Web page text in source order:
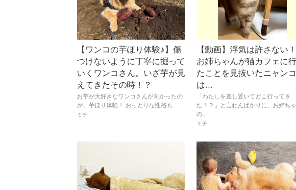
【ワンコの芋ほり体験♪】傷
つけないように丁寧に掘って
いくワンコさん。いざ芋が見
えてきたその時！？
お芋が大好きなワンコさんが向かったの
が、芋ほり体験！ おっとりな性格も...
ミチ
【動画】浮気は許さない！
お姉ちゃんが猫カフェに
たことを見抜いたニャンコ
は…
「わたしを差し置いてどこ行ってき
た！？」と言わんばかりに、お姉ち
の...
ミチ